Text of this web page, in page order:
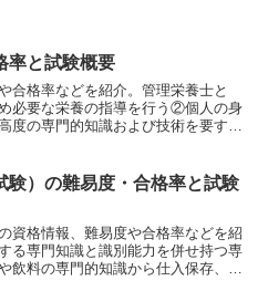
率と試験概要
合格率などを紹介。管理栄養士と
必要な栄養の指導を行う②個人の身
度の専門的知識および技術を要する
験）の難易度・合格率と試験
資格情報、難易度や合格率などを紹
る専門知識と識別能力を併せ持つ専
飲料の専門的知識から仕入保存、在